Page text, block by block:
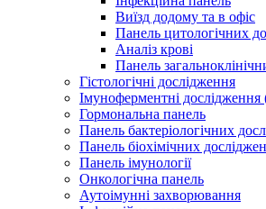
Виїзд додому та в офіс
Панель цитологічних
Аналіз крові
Панель
Гістологічні дослідження
Імуноферментні
Гормональна панель
Панель бактеріологічних
Панель біохімічних
Панель імунології
Онкологічна панель
Аутоімунні захворювання